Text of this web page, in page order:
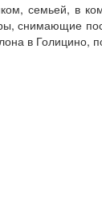
семьей, в
снимающие
в Голицино,